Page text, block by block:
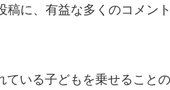
稿に、有益な多くのコメン
いる子どもを乗せること